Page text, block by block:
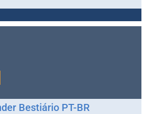
Bestiário PT-BR